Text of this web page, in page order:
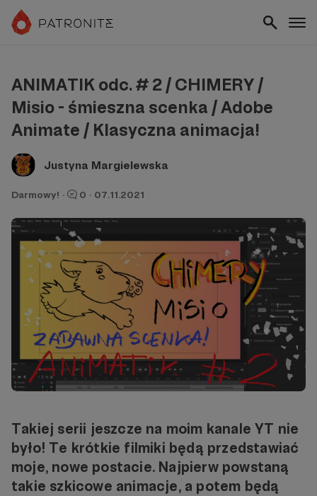
ANIMATIK odc. # 2 / CHIMERY /
Misio - śmieszna scenka / Adobe
Animate / Klasyczna animacja!
Justyna Margielewska
Darmowy! · 0 · 07.11.2021
Takiej serii jeszcze na moim kanale YT nie
było! Te krótkie filmiki będą przedstawiać
moje, nowe postacie. Najpierw powstaną
takie szkicowe animacje, a potem będą